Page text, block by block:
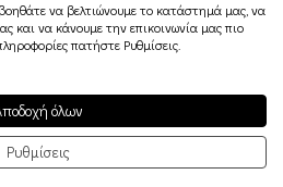
the French Alps since 1947
να βελτιώνουμε το κατάστημά μας, να
και να κάνουμε την επικοινωνία μας πιο
πατήστε Ρυθμίσεις.
όλων
Ρυθμίσεις